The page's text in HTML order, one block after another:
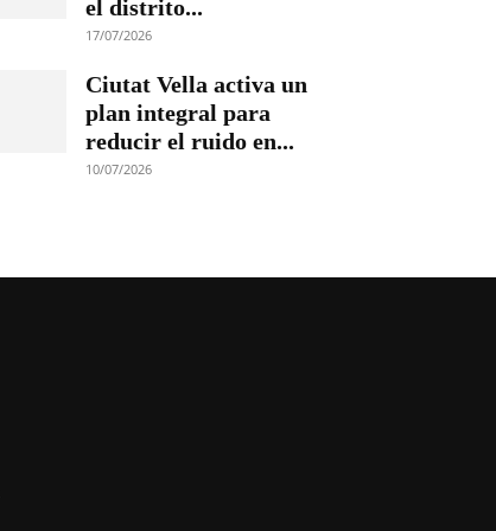
el distrito...
17/07/2026
Ciutat Vella activa un
plan integral para
reducir el ruido en...
10/07/2026